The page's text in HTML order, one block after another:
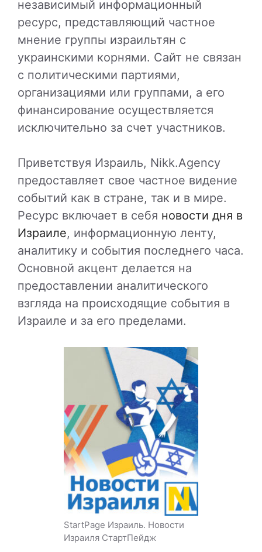
независимый информационный
ресурс, представляющий частное
мнение группы израильтян с
украинскими корнями. Сайт не связан
с политическими партиями,
организациями или группами, а его
финансирование осуществляется
исключительно за счет участников.
Приветствуя Израиль, Nikk.Agency
предоставляет свое частное видение
событий как в стране, так и в мире.
Ресурс включает в себя новости дня в
Израиле, информационную ленту,
аналитику и события последнего часа.
Основной акцент делается на
предоставлении аналитического
взгляда на происходящие события в
Израиле и за его пределами.
StartPage Израиль. Новости
Израиля СтартПейдж